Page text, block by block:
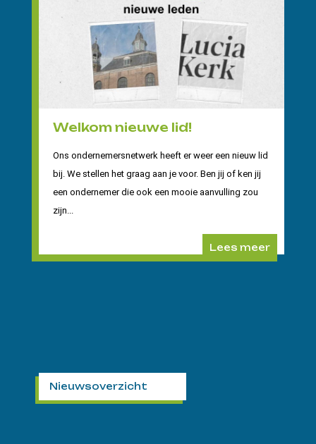
Welkom nieuwe lid!
Ons ondernemersnetwerk heeft er weer een nieuw lid
bij. We stellen het graag aan je voor. Ben jij of ken jij
een ondernemer die ook een mooie aanvulling zou
zijn...
Lees meer
Nieuwsoverzicht